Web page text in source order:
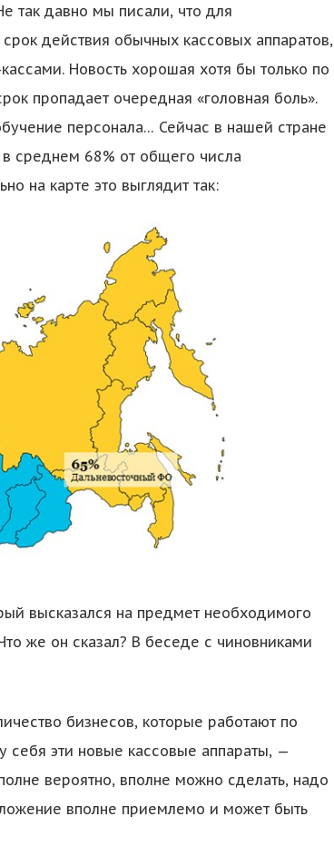
так давно мы писали, что для
действия обычных кассовых аппаратов,
Новость хорошая хотя бы только по
пропадает очередная «головная боль».
персонала… Сейчас в нашей стране
в среднем 68% от общего числа
на карте это выглядит так:
высказался на предмет необходимого
же он сказал? В беседе с чиновниками
бизнесов, которые работают по
себя эти новые кассовые аппараты, —
вероятно, вполне можно сделать, надо
вполне приемлемо и может быть